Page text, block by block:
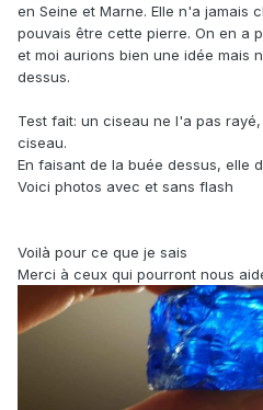
en Seine et Marne. Elle n'a jamais
pouvais être cette pierre. On en a
et moi aurions bien une idée mais
dessus.
Test fait: un ciseau ne l'a pas
ciseau.
En faisant de la buée dessus, elle
Voici photos avec et sans flash
Voilà pour ce que je sais
Merci à ceux qui pourront nous